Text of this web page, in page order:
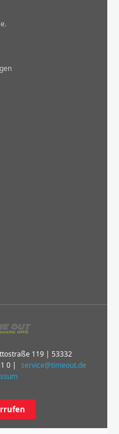
119 | 53332
0 |
service@timeout.de